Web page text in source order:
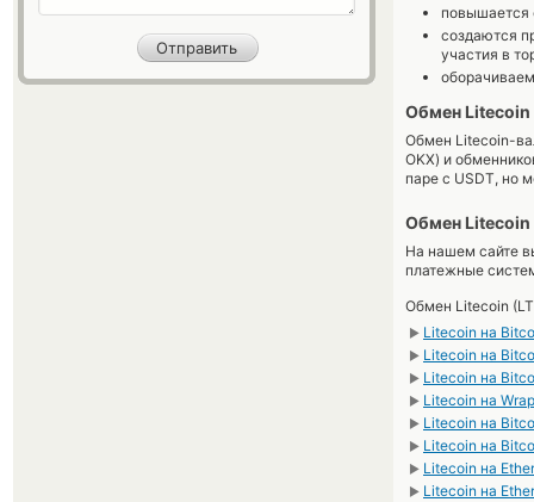
повышается
создаются
участия в
Обмен Litecoin
Обмен Litecoin-
OKX) и
паре с USDT, но
Обмен Litecoin
На нашем сайте
платежные
Обмен Litecoin
► Litecoin на
► Litecoin на
► Litecoin на
► Litecoin на
► Litecoin на
► Litecoin на
► Litecoin на
► Litecoin на